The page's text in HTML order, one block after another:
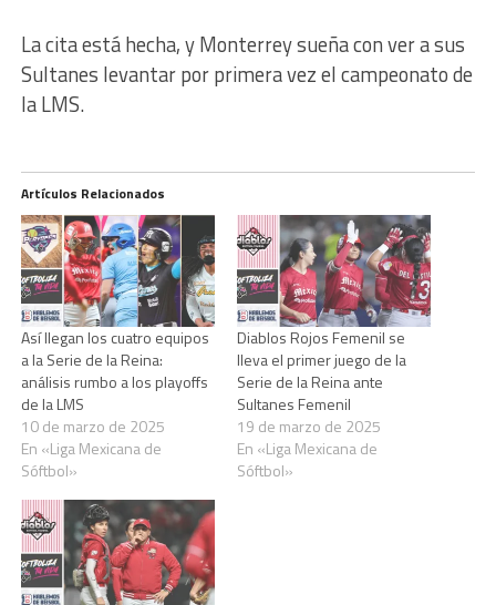
La cita está hecha, y Monterrey sueña con ver a sus
Sultanes levantar por primera vez el campeonato de
la LMS.
Artículos Relacionados
Así llegan los cuatro equipos
a la Serie de la Reina:
análisis rumbo a los playoffs
de la LMS
10 de marzo de 2025
En «Liga Mexicana de
Sóftbol»
Diablos Rojos Femenil se
lleva el primer juego de la
Serie de la Reina ante
Sultanes Femenil
19 de marzo de 2025
En «Liga Mexicana de
Sóftbol»